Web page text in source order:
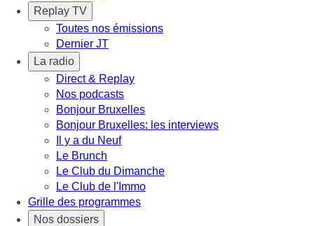
Replay TV
Toutes nos émissions
Dernier JT
La radio
Direct & Replay
Nos podcasts
Bonjour Bruxelles
Bonjour Bruxelles: les interviews
Il y a du Neuf
Le Brunch
Le Club du Dimanche
Le Club de l'Immo
Grille des programmes
Nos dossiers